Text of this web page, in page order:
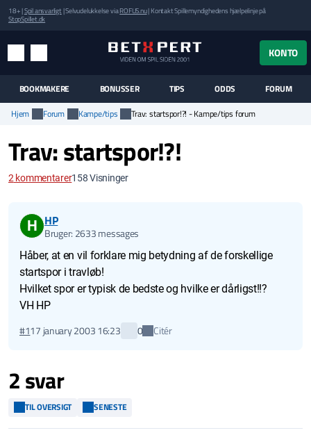
18+ |Spil ansvarligt| Selvudelukkelse viaROFUS.nu| Kontakt Spillemyndighedens hjælpelinje på
StopSpillet.dk
KONTO
MENUEN
BOOKMAKERE BONUSSER TIPS ODDS
FORUM
Hjem
Forum Kampe/tips Trav: startspor!?! - Kampe/tips forum
Trav: startspor!?!
2 kommentarer158 Visninger
H HP
Bruger: 2633 messages
Håber, at en vil forklare mig betydning af de forskellige
startspor i travløb!
Hvilket spor er typisk de bedste og hvilke er dårligst!!?
VH HP
#117 january 2003 16:23 0 Citér
2 svar
TIL OVERSIGT SENESTE